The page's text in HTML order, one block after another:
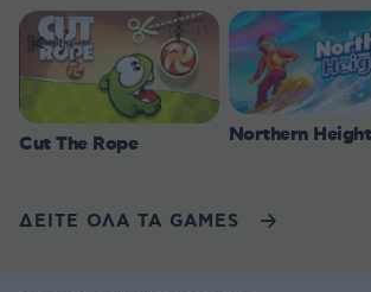
Cut The Rope Northern
ΔΕΙΤΕ ΟΛΑ ΤΑ GAMES